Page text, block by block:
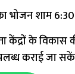
भोजन शाम
केंद्रों के
कराई जा